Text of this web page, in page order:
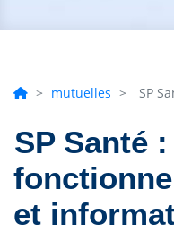
> mutuelles > SP
SP Santé :
et